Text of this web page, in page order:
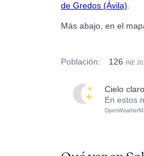
de Gredos (Ávila)
Más abajo, en el
Población: 126 INE
cielo
En estos